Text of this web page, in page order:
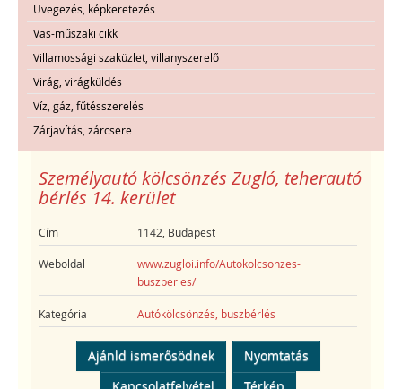
Üvegezés, képkeretezés
Vas-műszaki cikk
Villamossági szaküzlet, villanyszerelő
Virág, virágküldés
Víz, gáz, fűtésszerelés
Zárjavítás, zárcsere
Személyautó kölcsönzés Zugló, teherautó
bérlés 14. kerület
Cím 1142, Budapest
Weboldal
www.zugloi.info/Autokolcsonzes-
buszberles/
Kategória Autókölcsönzés, buszbérlés
Ajánld ismerősödnek
Nyomtatás